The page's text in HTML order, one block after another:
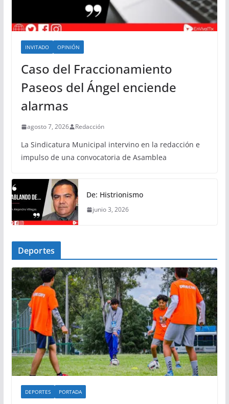
INVITADO OPINIÓN
Caso del Fraccionamiento
Paseos del Ángel enciende
alarmas
agosto 7, 2026 Redacción
La Sindicatura Municipal intervino en la redacción e
impulso de una convocatoria de Asamblea
De: Histrionismo
junio 3, 2026
Deportes
DEPORTES PORTADA